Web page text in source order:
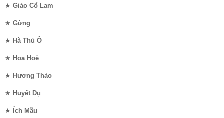
★ Giảo Cổ Lam
★ Gừng
★ Hà Thủ Ô
★ Hoa Hoè
★ Hương Thảo
★ Huyết Dụ
★ Ích Mẫu